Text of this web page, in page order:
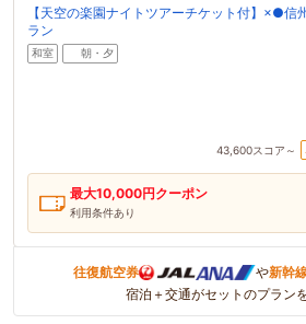
【天空の楽園ナイトツアーチケット付】×●
ラン
和室 朝・夕
43,600スコア～
最大10,000円クーポン
利用条件あり
往復航空券 や新幹
宿泊＋交通がセットのプラン